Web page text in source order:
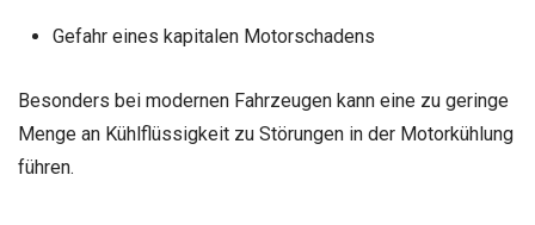
Gefahr eines kapitalen Motorschadens
Besonders bei modernen Fahrzeugen kann eine zu geringe
Menge an Kühlflüssigkeit zu Störungen in der Motorkühlung
führen.